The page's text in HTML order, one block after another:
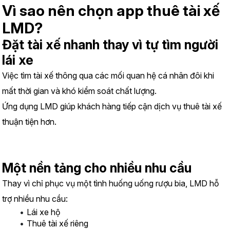
Vì sao nên chọn app thuê tài xế
LMD?
Đặt tài xế nhanh thay vì tự tìm người
lái xe
Việc tìm tài xế thông qua các mối quan hệ cá nhân đôi khi
mất thời gian và khó kiểm soát chất lượng.
Ứng dụng LMD giúp khách hàng tiếp cận dịch vụ thuê tài xế
thuận tiện hơn.
Một nền tảng cho nhiều nhu cầu
Thay vì chỉ phục vụ một tình huống uống rượu bia, LMD hỗ
trợ nhiều nhu cầu:
Lái xe hộ
Thuê tài xế riêng